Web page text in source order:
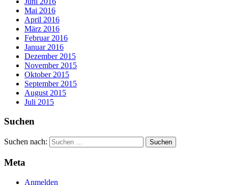
Mai 2016
April 2016
März 2016
Februar 2016
Januar 2016
Dezember 2015
November 2015
Oktober 2015
September 2015
August 2015
Juli 2015
Suchen
Suchen nach:
Meta
Anmelden